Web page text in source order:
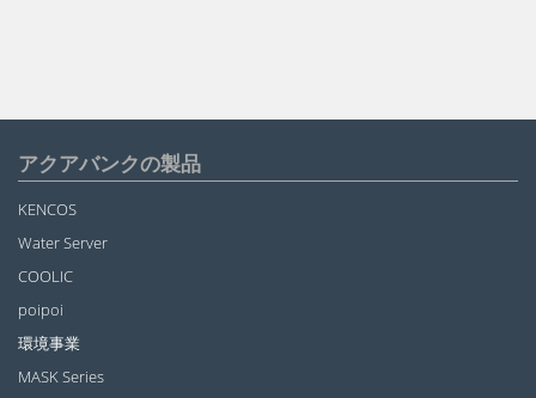
アクアバンクの製品
KENCOS
Water Server
COOLIC
poipoi
環境事業
MASK Series